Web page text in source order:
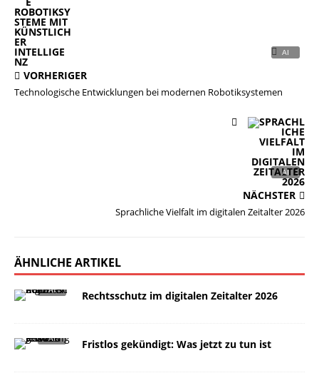
VORHERIGER
Technologische Entwicklungen bei modernen Robotiksystemen
NÄCHSTER
Sprachliche Vielfalt im digitalen Zeitalter 2026
ÄHNLICHE ARTIKEL
Rechtsschutz im digitalen Zeitalter 2026
Fristlos gekündigt: Was jetzt zu tun ist